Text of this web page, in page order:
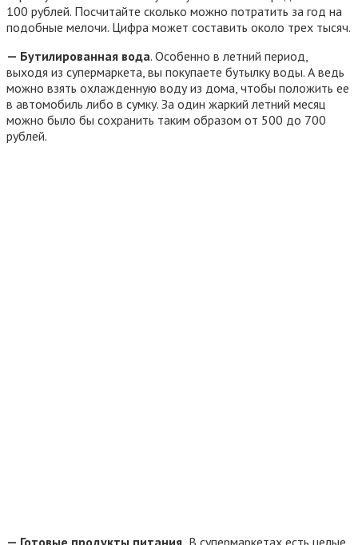
100 рублей. Посчитайте сколько можно потратить за год на
подобные мелочи. Цифра может составить около трех тысяч.
— Бутилированная вода. Особенно в летний период,
выходя из супермаркета, вы покупаете бутылку воды. А ведь
можно взять охлажденную воду из дома, чтобы положить ее
в автомобиль либо в сумку. За один жаркий летний месяц
можно было бы сохранить таким образом от 500 до 700
рублей.
— Готовые продукты питания. В супермаркетах есть целые